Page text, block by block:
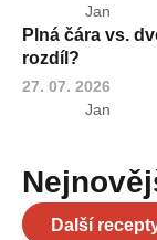
Jan
Plná čára vs.
rozdíl?
27. 07. 2026
Jan
Další